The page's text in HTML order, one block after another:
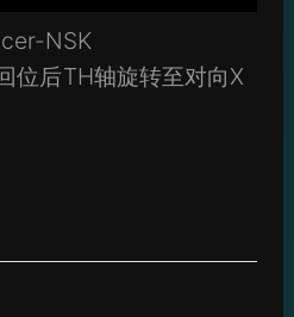
NSK
位后TH轴旋转至对向X